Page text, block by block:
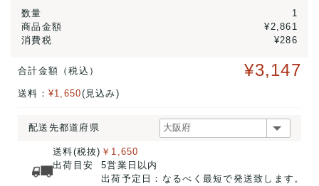
数量
1
商品金額
¥2,861
消費税
¥286
合計金額（税込） ¥3,147
送料： ¥1,650(見込み)
配送先都道府県
送料(税抜)
出荷目安
￥1,650
5営業日以内
出荷予定日：なるべく最短で発送致します。